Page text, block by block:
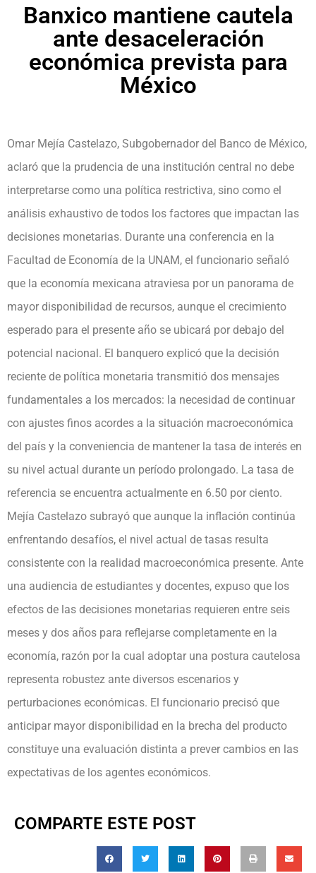
Banxico mantiene cautela
ante desaceleración
económica prevista para
México
Omar Mejía Castelazo, Subgobernador del Banco de México,
aclaró que la prudencia de una institución central no debe
interpretarse como una política restrictiva, sino como el
análisis exhaustivo de todos los factores que impactan las
decisiones monetarias. Durante una conferencia en la
Facultad de Economía de la UNAM, el funcionario señaló
que la economía mexicana atraviesa por un panorama de
mayor disponibilidad de recursos, aunque el crecimiento
esperado para el presente año se ubicará por debajo del
potencial nacional. El banquero explicó que la decisión
reciente de política monetaria transmitió dos mensajes
fundamentales a los mercados: la necesidad de continuar
con ajustes finos acordes a la situación macroeconómica
del país y la conveniencia de mantener la tasa de interés en
su nivel actual durante un período prolongado. La tasa de
referencia se encuentra actualmente en 6.50 por ciento.
Mejía Castelazo subrayó que aunque la inflación continúa
enfrentando desafíos, el nivel actual de tasas resulta
consistente con la realidad macroeconómica presente. Ante
una audiencia de estudiantes y docentes, expuso que los
efectos de las decisiones monetarias requieren entre seis
meses y dos años para reflejarse completamente en la
economía, razón por la cual adoptar una postura cautelosa
representa robustez ante diversos escenarios y
perturbaciones económicas. El funcionario precisó que
anticipar mayor disponibilidad en la brecha del producto
constituye una evaluación distinta a prever cambios en las
expectativas de los agentes económicos.
COMPARTE ESTE POST